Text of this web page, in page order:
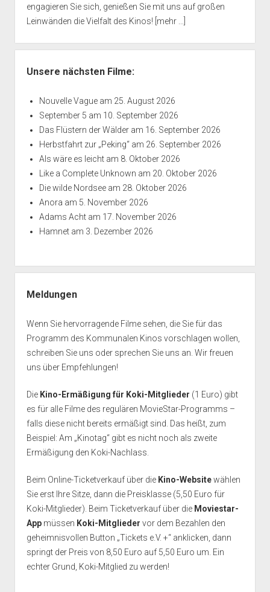
engagieren Sie sich, genießen Sie mit uns auf großen
Leinwänden die Vielfalt des Kinos! [mehr ...]
Unsere nächsten Filme:
Nouvelle Vagueam 25. August 2026
September 5 am 10. September 2026
Das Flüstern der Wälderam 16. September 2026
Herbstfahrt zur „Peking“am 26. September 2026
Als wäre es leichtam 8. Oktober 2026
Like a Complete Unknown am 20. Oktober 2026
Die wilde Nordseeam 28. Oktober 2026
Anora am 5. November 2026
Adams Achtam 17. November 2026
Hamnetam 3. Dezember 2026
Meldungen
Wenn Sie hervorragende Filme sehen, die Sie für das
Programm des Kommunalen Kinos vorschlagen wollen,
schreiben Sie uns oder sprechen Sie uns an. Wir freuen
uns über Empfehlungen!
Die Kino-Ermäßigung für Koki-Mitglieder (1 Euro) gibt
es für alle Filme des regulären MovieStar-Programms –
falls diese nicht bereits ermäßigt sind. Das heißt, zum
Beispiel: Am „Kinotag“ gibt es nicht noch als zweite
Ermäßigung den Koki-Nachlass.
Beim Online-Ticketverkauf über die Kino-Websitewählen
Sie erst Ihre Sitze, dann die Preisklasse (5,50 Euro für
Koki-Mitglieder). Beim Ticketverkauf über die Moviestar-
App müssen Koki-Mitglieder vor dem Bezahlen den
geheimnisvollen Button „Tickets e.V. +“ anklicken, dann
springt der Preis von 8,50 Euro auf 5,50 Euro um. Ein
echter Grund, Koki-Mitglied zu werden!